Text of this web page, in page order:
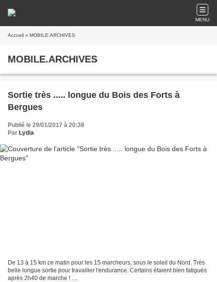
MENU
Accueil » MOBILE.ARCHIVES
MOBILE.ARCHIVES
Sortie très ..... longue du Bois des Forts à
Bergues
Publié le 29/01/2017 à 20:38
Par Lydia
De 13 à 15 km ce matin pour les 15 marcheurs, sous le soleil du Nord. Très
belle longue sortie pour travailler l'endurance. Certains étaient bien fatigués
après 2h40 de marche ! ....